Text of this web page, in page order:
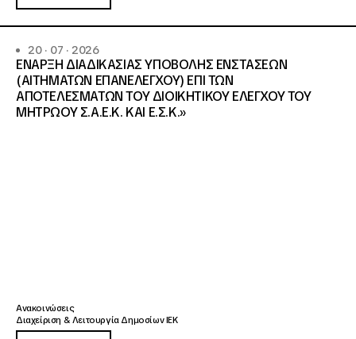
20 · 07 · 2026
ΕΝΑΡΞΗ ΔΙΑΔΙΚΑΣΙΑΣ ΥΠΟΒΟΛΗΣ ΕΝΣΤΑΣΕΩΝ
(ΑΙΤΗΜΑΤΩΝ ΕΠΑΝΕΛΕΓΧΟΥ) ΕΠΙ ΤΩΝ
ΑΠΟΤΕΛΕΣΜΑΤΩΝ ΤΟΥ ΔΙΟΙΚΗΤΙΚΟΥ ΕΛΕΓΧΟΥ ΤΟΥ
ΜΗΤΡΩΟΥ Σ.Α.Ε.Κ. ΚΑΙ Ε.Σ.Κ.»
Ανακοινώσεις
Διαχείριση & Λειτουργία Δημοσίων ΙΕΚ